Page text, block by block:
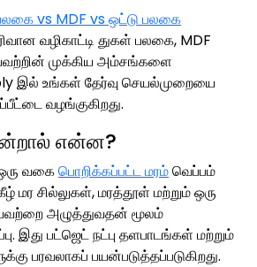
vs MDF vs ஒட்டு பலகை
வழிகாட்டி துகள் பலகை, MDF
முக்கிய அம்சங்களை
இல் உங்கள் தேர்வு செயல்முறையை
வழங்குகிறது.
என்ன?
வகைபொறிக்கப்பட்ட மரம்வெப்பம்
மர சில்லுகள், மரத்தூள் மற்றும் ஒரு
அழுத்துவதன் மூலம்
இது பட்ஜெட் நட்பு தளபாடங்கள் மற்றும்
பரவலாகப் பயன்படுத்தப்படுகிறது.